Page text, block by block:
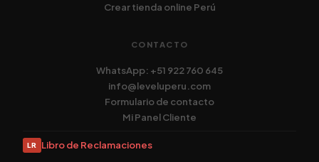
Crear tienda online Perú
CONTACTO
WhatsApp: +51 922 760 645
info@leveluperu.com
Formulario de contacto
Mi Panel Cliente
LR Libro de Reclamaciones